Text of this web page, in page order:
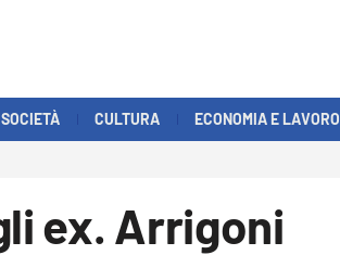
SOCIETÀ CULTURA ECONOMIA E LAVORO
ex. Arrigoni